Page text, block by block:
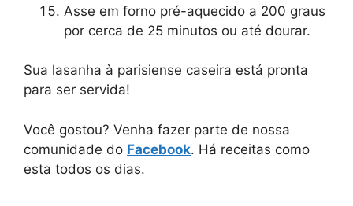
Asse em forno pré-aquecido a 200 graus
por cerca de 25 minutos ou até dourar.
Sua lasanha à parisiense caseira está pronta
para ser servida!
Você gostou? Venha fazer parte de nossa
comunidade do Facebook. Há receitas como
esta todos os dias.